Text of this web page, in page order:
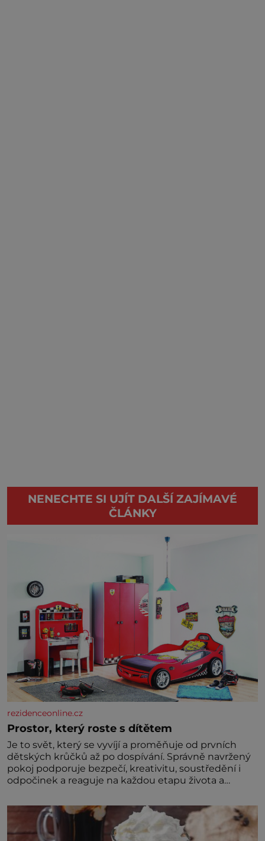
NENECHTE SI UJÍT DALŠÍ ZAJÍMAVÉ
ČLÁNKY
rezidenceonline.cz
Prostor, který roste s dítětem
Je to svět, který se vyvíjí a proměňuje od prvních
dětských krůčků až po dospívání. Správně navržený
pokoj podporuje bezpečí, kreativitu, soustředění i
odpočinek a reaguje na každou etapu života a
jednoduchost, měkkost a bezpečí, proto by pokoj
miminka měl působit především klidně a útulně.
Předškolní věk je